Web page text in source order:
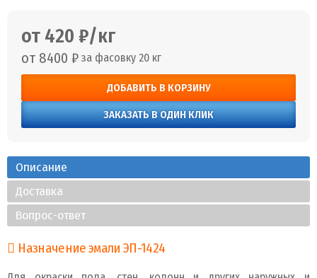
от 420 ₽/кг
от 8400 ₽ за фасовку 20 кг
ДОБАВИТЬ В КОРЗИНУ
ЗАКАЗАТЬ В ОДИН КЛИК
Описание
Доставка
Вопрос-ответ
Назначение эмали ЭП-1424